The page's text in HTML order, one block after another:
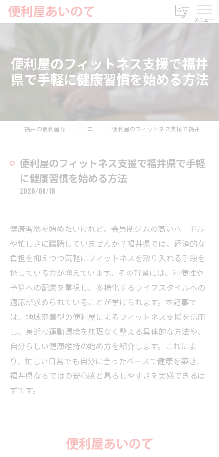
便利屋のフィットネス支援で福井
県で手軽に健康習慣を始める方法
コラム 便利屋のフィットネス支援で福井県で手軽に健康習慣を始める方法
便利屋のフィットネス支援で福井県で手軽
に健康習慣を始める方法
2026/06/18
健康習慣を始めたいけれど、会員制ジムの高いハードル
や忙しさに躊躇していませんか？福井県では、経済的な
負担を抑えつつ気軽にフィットネスを取り入れる手段を
探している方が増えています。その背景には、利便性や
予算への配慮を重視し、多様化するライフスタイルへの
適応が求められていることが挙げられます。本記事で
は、地域密着型の便利屋によるフィットネス支援を活用
し、身近な運動環境を無理なく整える具体的な方法や、
自分らしい健康維持の始め方を紹介します。これによ
り、忙しい日常でも自分に合ったペースで健康を築き、
福井県ならではの安心感と暮らしやすさを実感できるは
ずです。